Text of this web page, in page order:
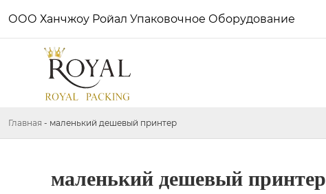
ООО Ханчжоу Ройал Упаковочное Оборудование
Главная - маленький дешевый принтер
маленький дешевый принтер